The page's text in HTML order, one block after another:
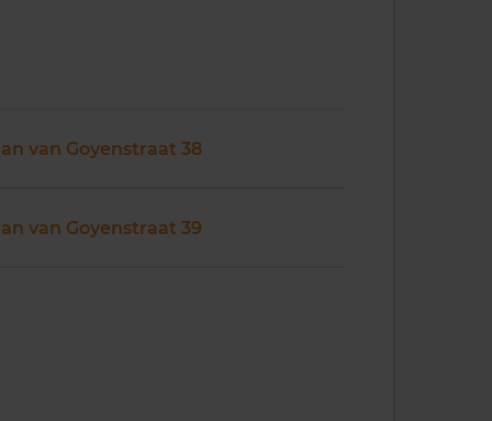
van Goyenstraat 38
van Goyenstraat 39